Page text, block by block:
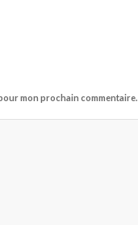
mon prochain commentaire.